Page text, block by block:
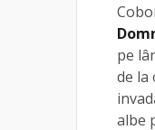
pe
de la
albe